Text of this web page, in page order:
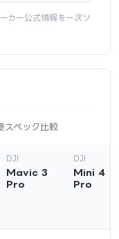
カー公式情報を一次ソ
スペック比較
DJI
Mavic 3
Pro
DJI
Mini 4
Pro